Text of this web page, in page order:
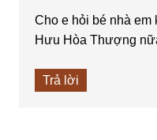
Cho e hỏi bé nhà
Hưu Hòa Thượng
Trả lời